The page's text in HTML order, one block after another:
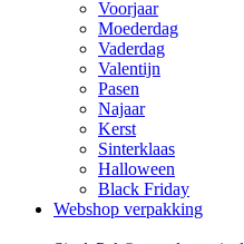
Voorjaar
Moederdag
Vaderdag
Valentijn
Pasen
Najaar
Kerst
Sinterklaas
Halloween
Black Friday
Webshop verpakking